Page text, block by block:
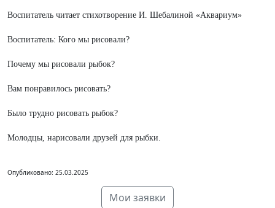
Воспитатель читает стихотворение И. Шебалиной «Аквариум»
Воспитатель: Кого мы рисовали?
Почему мы рисовали рыбок?
Вам понравилось рисовать?
Было трудно рисовать рыбок?
Молодцы, нарисовали друзей для рыбки.
Опубликовано: 25.03.2025
Мои заявки